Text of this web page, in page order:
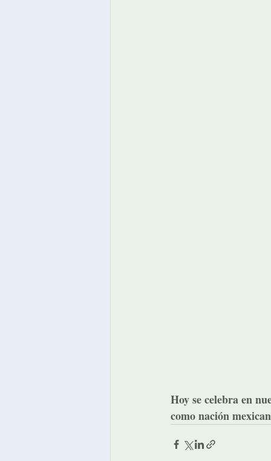
Hoy se celebra en
como nación